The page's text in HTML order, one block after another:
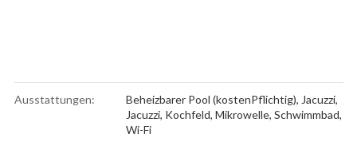
Ausstattungen: Beheizbarer Pool (kostenPflichtig), Jacuzzi,
Jacuzzi, Kochfeld, Mikrowelle, Schwimmbad,
Wi-Fi